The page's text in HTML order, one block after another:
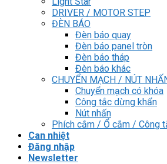
DRIVER / MOTOR STEP
ĐÈN BÁO
Đèn báo quay
Đèn báo panel tròn
Đèn báo tháp
Đèn báo khác
CHUYỂN MẠCH / NÚT
Chuyển mạch có khóa
Công tắc dừng khẩn
Nút nhấn
Phích cắm / Ổ cắm / Công
Can nhiệt
Đăng nhập
Newsletter